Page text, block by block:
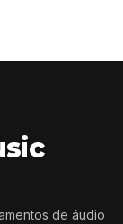
de áudio